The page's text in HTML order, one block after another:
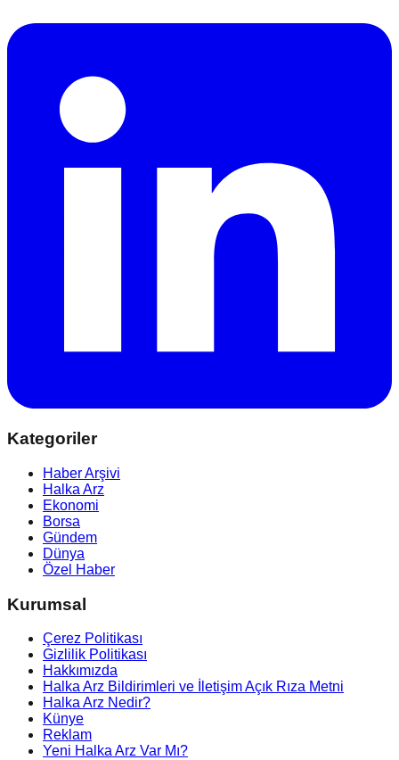
Kategoriler
Haber Arşivi
Halka Arz
Ekonomi
Borsa
Gündem
Dünya
Özel Haber
Kurumsal
Çerez Politikası
Gizlilik Politikası
Hakkımızda
Halka Arz Bildirimleri ve İletişim Açık Rıza Metni
Halka Arz Nedir?
Künye
Reklam
Yeni Halka Arz Var Mı?